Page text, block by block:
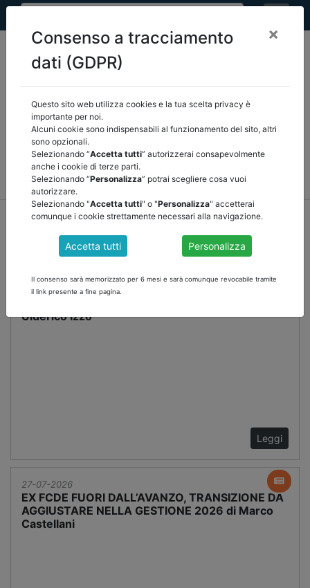
Seleziona una categoria:
COMUNICAZIONI
RASSEGNA STAMPA VEDI TUTTE
home notizie/
INCENTIVI TECNICI PER IL PERSONALE DELLE
SOCIETÀ IN HOUSE: L'INTERVENTO DELLE
Ulderico Izzo
Leggi
27-07-2026
EX FCDE FUORI DALL’AVANZO, TRANSIZIONE DA
AGGIUSTARE NELLA GESTIONE 2026 di Marco
Castellani
Consenso a tracciamento
dati (GDPR)
×
Questo sito web utilizza cookies e la tua scelta privacy è
importante per noi.
Alcuni cookie sono indispensabili al funzionamento del sito, altri
sono opzionali.
Selezionando “Accetta tutti” autorizzerai consapevolmente
anche i cookie di terze parti.
Selezionando “Personalizza” potrai scegliere cosa vuoi
autorizzare.
Selezionando "Accetta tutti" o "Personalizza" accetterai
comunque i cookie strettamente necessari alla navigazione.
Accetta tutti Personalizza
Il consenso sarà memorizzato per 6 mesi e sarà comunque revocabile tramite
il link presente a fine pagina.